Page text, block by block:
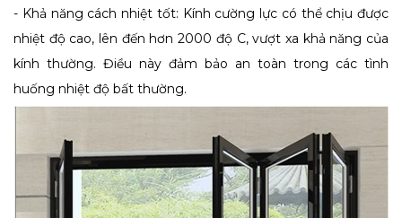
- Khả năng cách nhiệt tốt: Kính cường lực có thể chịu được
nhiệt độ cao, lên đến hơn 2000 độ C, vượt xa khả năng của
kính thường. Điều này đảm bảo an toàn trong các tình
huống nhiệt độ bất thường.